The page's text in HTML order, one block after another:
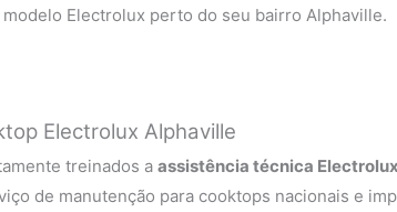
Electrolux perto do seu bairro Alphaville.
Electrolux Alphaville
treinados aassistência técnica Electrolux
de manutenção para cooktops nacionais e